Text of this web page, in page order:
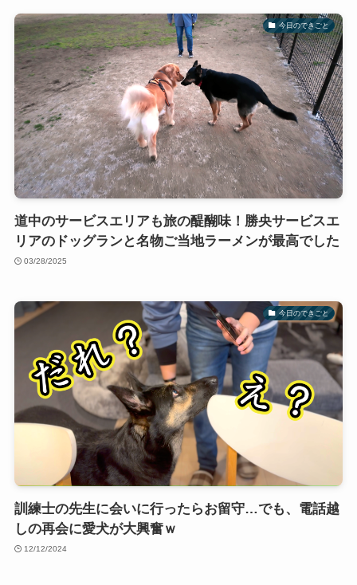
今日のできごと
道中のサービスエリアも旅の醍醐味！勝央サービスエ
リアのドッグランと名物ご当地ラーメンが最高でした
03/28/2025
今日のできごと
訓練士の先生に会いに行ったらお留守…でも、電話越
しの再会に愛犬が大興奮ｗ
12/12/2024